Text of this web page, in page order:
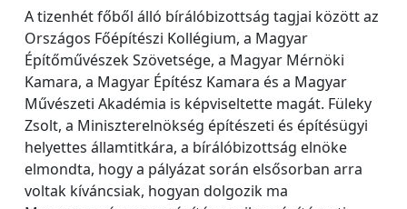
A tizenhét főből álló bírálóbizottság tagjai között az
Országos Főépítészi Kollégium, a Magyar
Építőművészek Szövetsége, a Magyar Mérnöki
Kamara, a Magyar Építész Kamara és a Magyar
Művészeti Akadémia is képviseltette magát. Füleky
Zsolt, a Miniszterelnökség építészeti és építésügyi
helyettes államtitkára, a bírálóbizottság elnöke
elmondta, hogy a pályázat során elsősorban arra
voltak kíváncsiak, hogyan dolgozik ma